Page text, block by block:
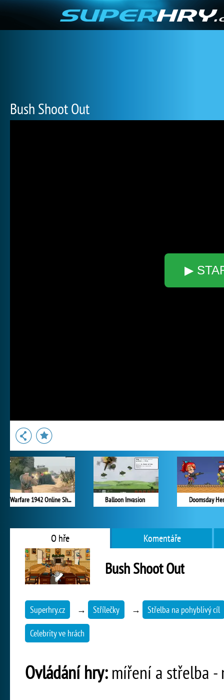
Bush Shoot Out
▶
Warfare 1942 Online Shooter Balloon Invasion Doomsday
O hře Komentáře
Bush Shoot Out
Superhry.cz → Střílečky → Střelba na pohyblivý cíl
Celebrity ve hrách
Ovládání hry:míření a střelba -